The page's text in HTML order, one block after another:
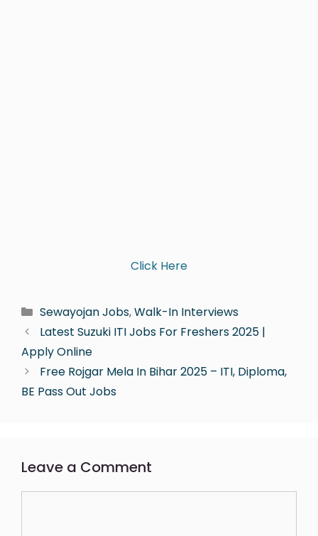
Click Here
Sewayojan Jobs,Walk-In Interviews
Latest Suzuki ITI Jobs For Freshers 2025 |
Apply Online
Free Rojgar Mela In Bihar 2025 – ITI, Diploma,
BE Pass Out Jobs
Leave a Comment